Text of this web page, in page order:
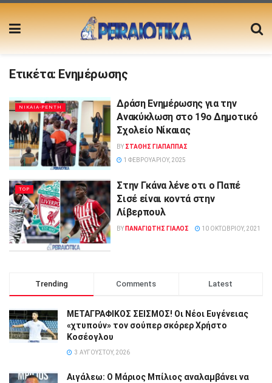
Ετικέτα: Ενημέρωσης
ΝΙΚΑΙΑ-ΡΕΝΤΗ
Δράση Ενημέρωσης για την
Ανακύκλωση στο 19ο Δημοτικό
Σχολείο Νίκαιας
BY ΣΤΑΘΗΣ ΓΊΑΠΑΠΠΑΣ
1 ΦΕΒΡΟΥΑΡΊΟΥ, 2025
TOP
Στην Γκάνα λένε οτι ο Παπέ
Σισέ είναι κοντά στην
Λίβερπουλ
BY ΠΑΝΑΓΙΩΤΗΣ ΓΙΑΛΟΣ 10 ΟΚΤΩΒΡΊΟΥ, 2021
Trending Comments Latest
ΜΕΤΑΓΡΑΦΙΚΟΣ ΣΕΙΣΜΟΣ! Οι Νέοι Ευγένειας
«χτυπούν» τον σούπερ σκόρερ Χρήστο
Κοσέογλου
3 ΑΥΓΟΎΣΤΟΥ, 2026
Αιγάλεω: Ο Μάριος Μπίλιος αναλαμβάνει να